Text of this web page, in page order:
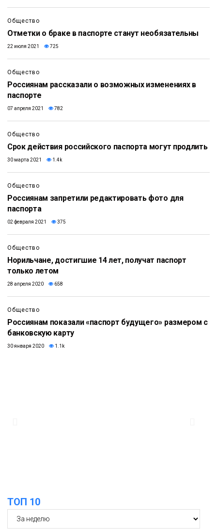
Общество
Отметки о браке в паспорте станут необязательны
22 июля 2021 725
Общество
Россиянам рассказали о возможных изменениях в
паспорте
07 апреля 2021 782
Общество
Срок действия российского паспорта могут продлить
30 марта 2021 1.4k
Общество
Россиянам запретили редактировать фото для
паспорта
02 февраля 2021 375
Общество
Норильчане, достигшие 14 лет, получат паспорт
только летом
28 апреля 2020 658
Общество
Россиянам показали «паспорт будущего» размером с
банковскую карту
30 января 2020 1.1k
ТОП 10